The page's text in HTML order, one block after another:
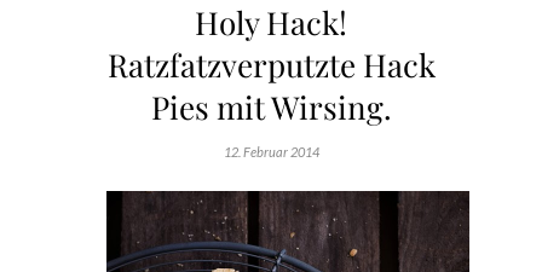
Holy Hack!
Ratzfatzverputzte Hack
Pies mit Wirsing.
12. Februar 2014